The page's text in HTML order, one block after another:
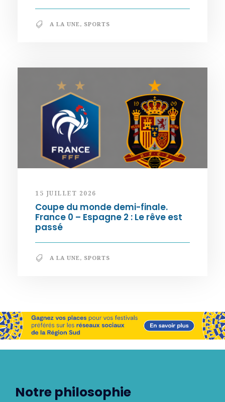
A LA UNE, SPORTS
15 JUILLET 2026
Coupe du monde demi-finale.
France 0 – Espagne 2 : Le rêve est
passé
A LA UNE, SPORTS
Notre philosophie